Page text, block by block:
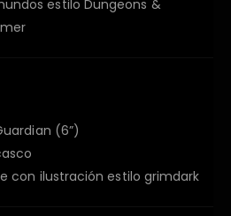
estilo Dungeons &
(6”)
con ilustración estilo grimdark